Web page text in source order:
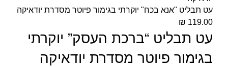
עט תבליט "אנא בכח" יוקרתי בגימור פיוטר מסדרת יודאיקה
119.00
₪
עט תבליט “ברכת העסק” יוקרתי
בגימור פיוטר מסדרת יודאיקה